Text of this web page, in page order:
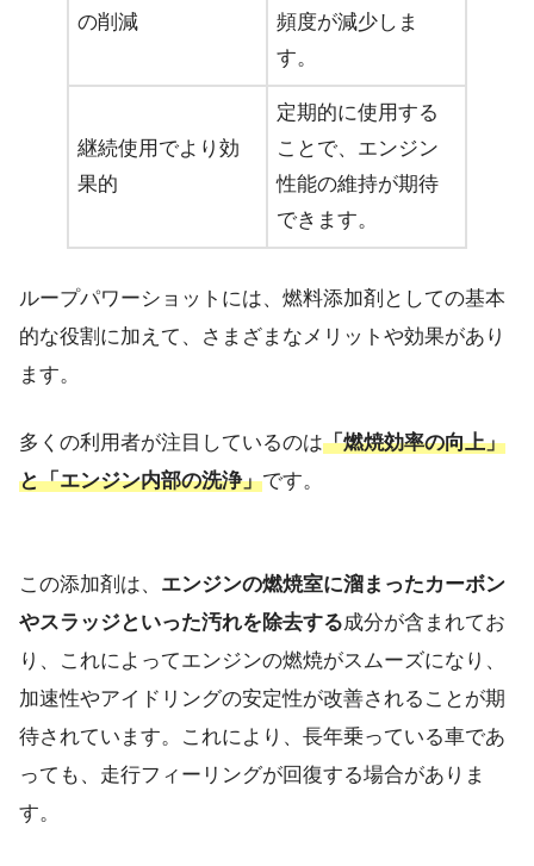
の削減
頻度が減少しま
す。
継続使用でより効
果的
定期的に使用する
ことで、エンジン
性能の維持が期待
できます。
ループパワーショットには、燃料添加剤としての基本
的な役割に加えて、さまざまなメリットや効果があり
ます。
多くの利用者が注目しているのは「燃焼効率の向上」
と「エンジン内部の洗浄」です。
この添加剤は、 エンジンの燃焼室に溜まったカーボン
やスラッジといった汚れを除去する成分が含まれてお
り、これによってエンジンの燃焼がスムーズになり、
加速性やアイドリングの安定性が改善されることが期
待されています。これにより、長年乗っている車であ
っても、走行フィーリングが回復する場合がありま
す。